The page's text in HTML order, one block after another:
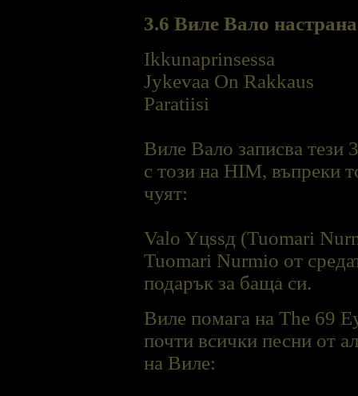
3.6 Виле Вало
Ikkunaprinsessa
Jykevaa On Rakkaus
Paratiisi
Виле Вало записва
с този на HIM, въпреки
чуят:
Valo Yцssд (Tuomari
Tuomari Nurmio от
подарък за баща си.
Виле помага на The 69
почти всички песни от
на Виле: